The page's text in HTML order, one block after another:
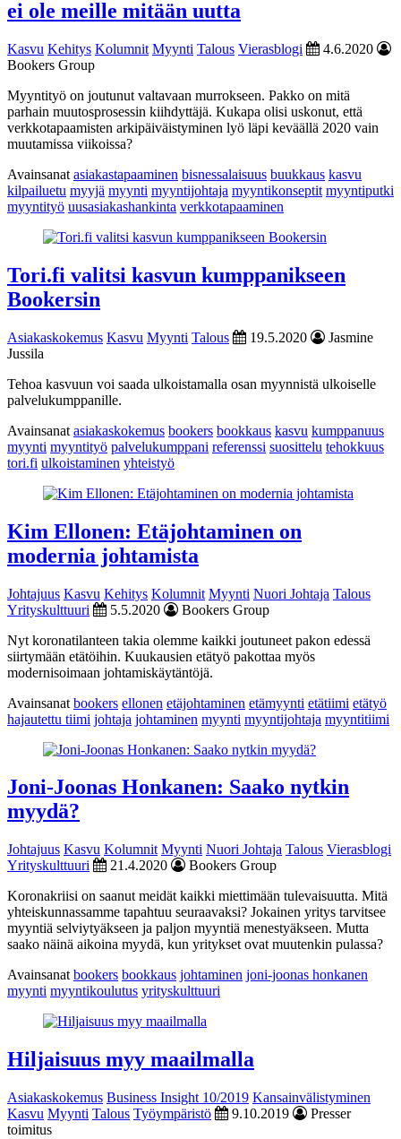
ei ole meille mitään uutta
Kasvu Kehitys Kolumnit Myynti Talous Vierasblogi
4.6.2020
Bookers Group
Myyntityö on joutunut valtavaan murrokseen. Pakko on mitä
parhain muutosprosessin kiihdyttäjä. Kukapa olisi uskonut, että
verkkotapaamisten arkipäiväistyminen lyö läpi keväällä 2020 vain
muutamissa viikoissa?
Avainsanat asiakastapaaminen bisnessalaisuus buukkaus kasvu
kilpailuetu myyjä myynti myyntijohtaja myyntikonseptit myyntiputki
myyntityö uusasiakashankinta verkkotapaaminen
Tori.fi valitsi kasvun kumppanikseen
Bookersin
Asiakaskokemus Kasvu Myynti Talous 19.5.2020
Jasmine
Jussila
Tehoa kasvuun voi saada ulkoistamalla osan myynnistä ulkoiselle
palvelukumppanille.
Avainsanat asiakaskokemus bookers bookkaus kasvu kumppanuus
myynti myyntityö palvelukumppani referenssi suosittelu tehokkuus
tori.fi ulkoistaminen yhteistyö
Kim Ellonen: Etäjohtaminen on
modernia johtamista
Johtajuus Kasvu Kehitys Kolumnit Myynti Nuori Johtaja Talous
Yrityskulttuuri
5.5.2020
Bookers Group
Nyt koronatilanteen takia olemme kaikki joutuneet pakon edessä
siirtymään etätöihin. Kuukausien etätyö pakottaa myös
modernisoimaan johtamiskäytäntöjä.
Avainsanat bookers ellonen etäjohtaminen etämyynti etätiimi etätyö
hajautettu tiimi johtaja johtaminen myynti myyntijohtaja myyntitiimi
Joni-Joonas Honkanen: Saako nytkin
myydä?
Johtajuus Kasvu Kolumnit Myynti Nuori Johtaja Talous Vierasblogi
Yrityskulttuuri
21.4.2020
Bookers Group
Koronakriisi on saanut meidät kaikki miettimään tulevaisuutta. Mitä
yhteiskunnassamme tapahtuu seuraavaksi? Jokainen yritys tarvitsee
myyntiä selviytyäkseen ja paljon myyntiä menestyäkseen. Mutta
saako näinä aikoina myydä, kun yritykset ovat muutenkin pulassa?
Avainsanat bookers bookkaus johtaminen joni-joonas honkanen
myynti myyntikoulutus yrityskulttuuri
Hiljaisuus myy maailmalla
Asiakaskokemus Business Insight 10/2019 Kansainvälistyminen
Kasvu Myynti Talous Työympäristö 9.10.2019
Presser
toimitus